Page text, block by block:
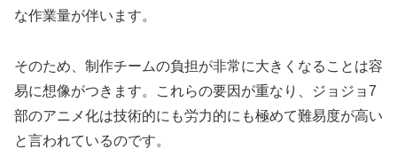
な作業量が伴います。
そのため、制作チームの負担が非常に大きくなることは容
易に想像がつきます。これらの要因が重なり、ジョジョ7
部のアニメ化は技術的にも労力的にも極めて難易度が高い
と言われているのです。